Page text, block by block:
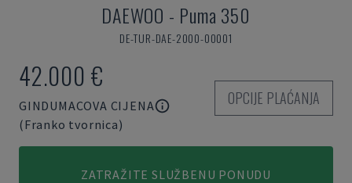
DAEWOO - Puma 350
DE-TUR-DAE-2000-00001
42.000 €
GINDUMACOVA CIJENA
(Franko tvornica)
OPCIJE PLAĆANJA
ZATRAŽITE SLUŽBENU PONUDU